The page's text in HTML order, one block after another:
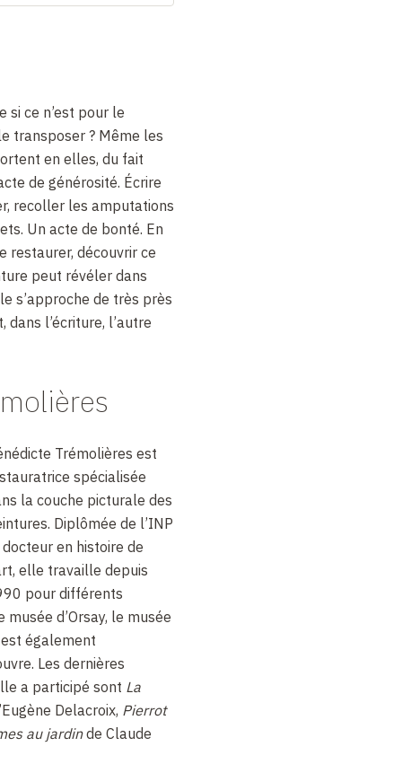
si ce n’est pour le
transposer ? Même les
en elles, du fait
de générosité. Écrire
recoller les amputations
Un acte de bonté. En
restaurer, découvrir ce
peut révéler dans
s’approche de très près
dans l’écriture, l’autre
Trémolières est
spécialisée
la couche picturale des
Diplômée de l’INP
en histoire de
elle travaille depuis
pour différents
d’Orsay, le musée
est également
Les dernières
a participé sont La
Delacroix, Pierrot
au jardinde Claude